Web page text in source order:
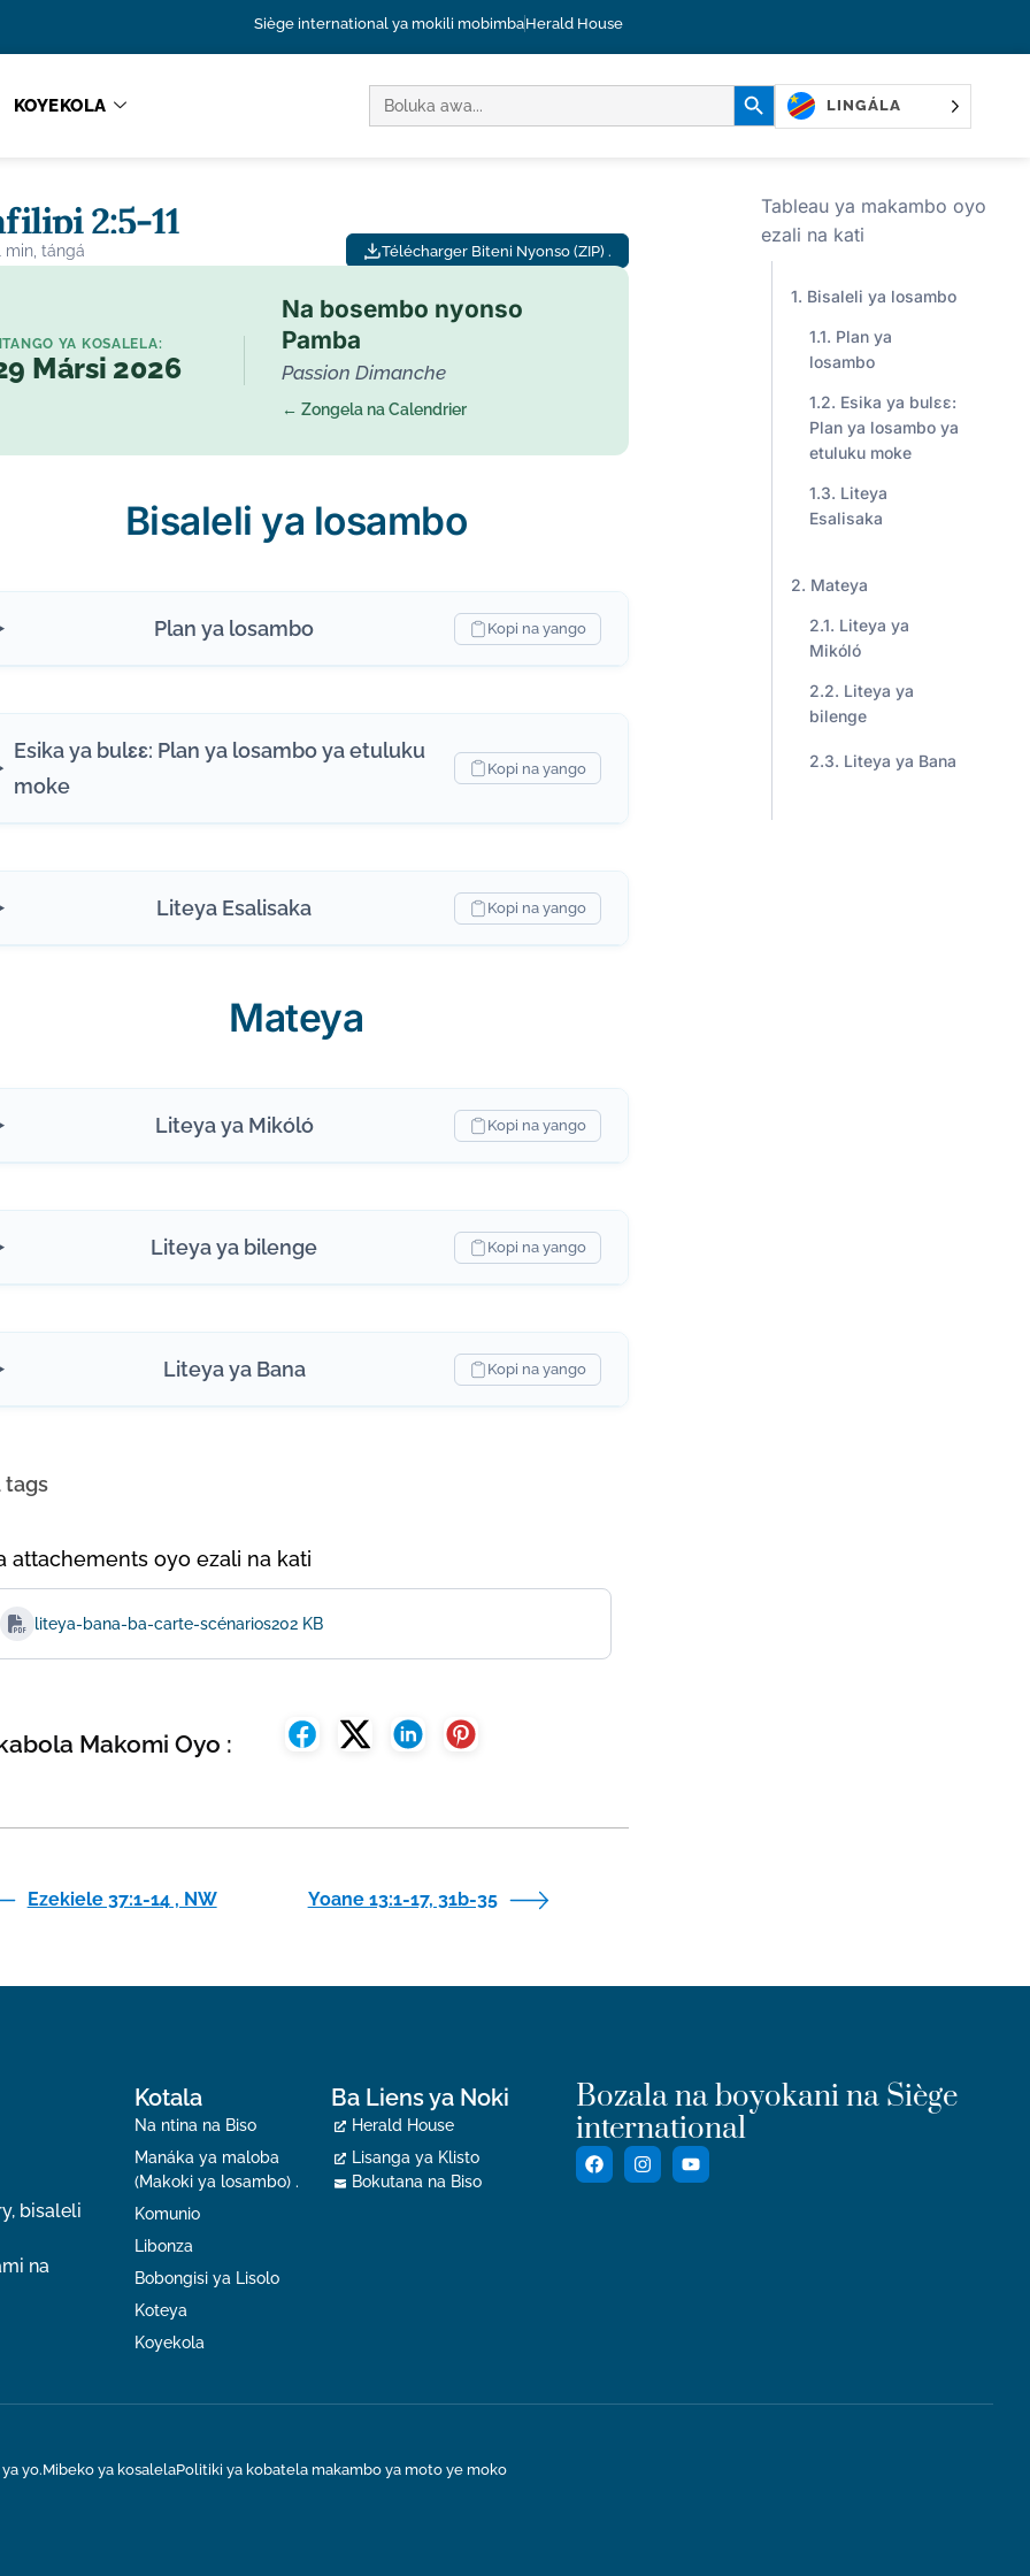
Siège international ya mokili mobimbaHerald House
KOYEKOLA
LUKÁ
KOLUKA:
BOUTON YA KOLUKA
LINGÁLA
2:5-11
Télécharger Biteni Nyonso (ZIP) .
min, tángá
YA KOSALELA:
Mársi 2026
Na bosembo nyonso
Pamba
Passion Dimanche
← Zongela na Calendrier
Bisaleli ya losambo
Plan ya losambo Kopi na yango
Esika ya bulɛɛ: Plan ya losambo ya etuluku
moke
Kopi na yango
Liteya Esalisaka Kopi na yango
Mateya
Liteya ya Mikóló Kopi na yango
Liteya ya bilenge Kopi na yango
Liteya ya Bana Kopi na yango
tags
attachements oyo ezali na kati
liteya-bana-ba-carte-scénarios202 KB
Makomi Oyo :
Ezekiele 37:1-14 , NW Yoane 13:1-17, 31b-35
Tableau ya makambo oyo
ezali na kati
Bisaleli ya losambo
Plan ya
losambo
Esika ya bulɛɛ:
Plan ya losambo ya
etuluku moke
Liteya
Esalisaka
Mateya
Liteya ya
Mikóló
Liteya ya
bilenge
Liteya ya Bana
bisaleli
na
Kotala
Na ntina na Biso
Manáka ya maloba
(Makoki ya losambo) .
Komunio
Libonza
Bobongisi ya Lisolo
Koteya
Koyekola
Ba Liens ya Noki
Herald House
Lisanga ya Klisto
Bokutana na Biso
Bozala na boyokani na Siège
international
yo.Mibeko ya kosalelaPolitiki ya kobatela makambo ya moto ye moko